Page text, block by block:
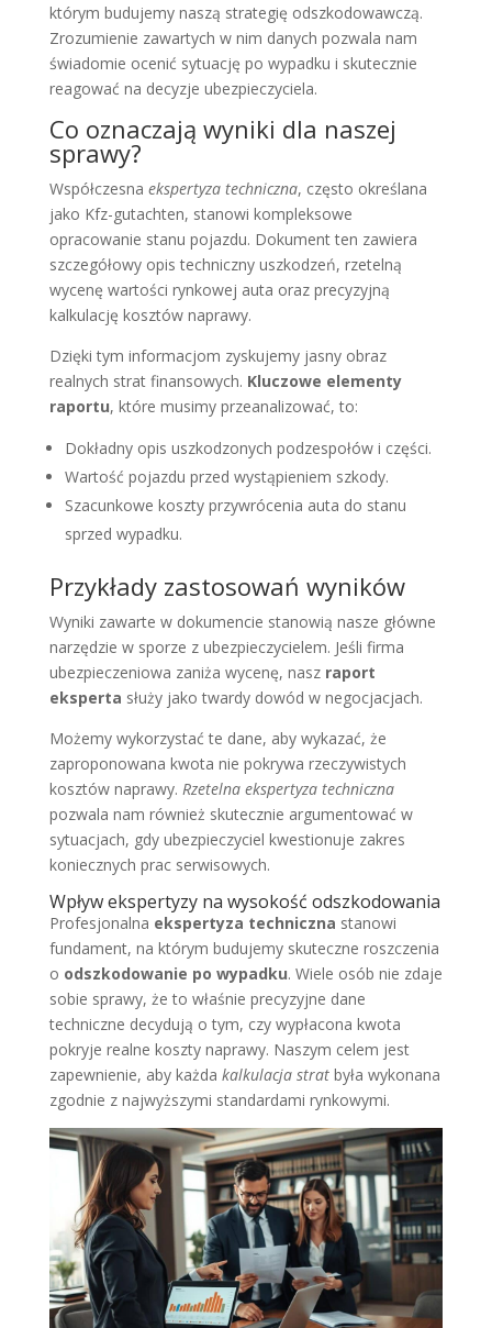
którym budujemy naszą strategię odszkodowawczą.
Zrozumienie zawartych w nim danych pozwala nam
świadomie ocenić sytuację po wypadku i skutecznie
reagować na decyzje ubezpieczyciela.
Co oznaczają wyniki dla naszej
sprawy?
Współczesna ekspertyza techniczna, często określana
jako Kfz-gutachten, stanowi kompleksowe
opracowanie stanu pojazdu. Dokument ten zawiera
szczegółowy opis techniczny uszkodzeń, rzetelną
wycenę wartości rynkowej auta oraz precyzyjną
kalkulację kosztów naprawy.
Dzięki tym informacjom zyskujemy jasny obraz
realnych strat finansowych. Kluczowe elementy
raportu, które musimy przeanalizować, to:
Dokładny opis uszkodzonych podzespołów i części.
Wartość pojazdu przed wystąpieniem szkody.
Szacunkowe koszty przywrócenia auta do stanu
sprzed wypadku.
Przykłady zastosowań wyników
Wyniki zawarte w dokumencie stanowią nasze główne
narzędzie w sporze z ubezpieczycielem. Jeśli firma
ubezpieczeniowa zaniża wycenę, nasz raport
eksperta służy jako twardy dowód w negocjacjach.
Możemy wykorzystać te dane, aby wykazać, że
zaproponowana kwota nie pokrywa rzeczywistych
kosztów naprawy. Rzetelna ekspertyza techniczna
pozwala nam również skutecznie argumentować w
sytuacjach, gdy ubezpieczyciel kwestionuje zakres
koniecznych prac serwisowych.
Wpływ ekspertyzy na wysokość odszkodowania
Profesjonalna ekspertyza techniczna stanowi
fundament, na którym budujemy skuteczne roszczenia
o odszkodowanie po wypadku. Wiele osób nie zdaje
sobie sprawy, że to właśnie precyzyjne dane
techniczne decydują o tym, czy wypłacona kwota
pokryje realne koszty naprawy. Naszym celem jest
zapewnienie, aby każda kalkulacja stratbyła wykonana
zgodnie z najwyższymi standardami rynkowymi.